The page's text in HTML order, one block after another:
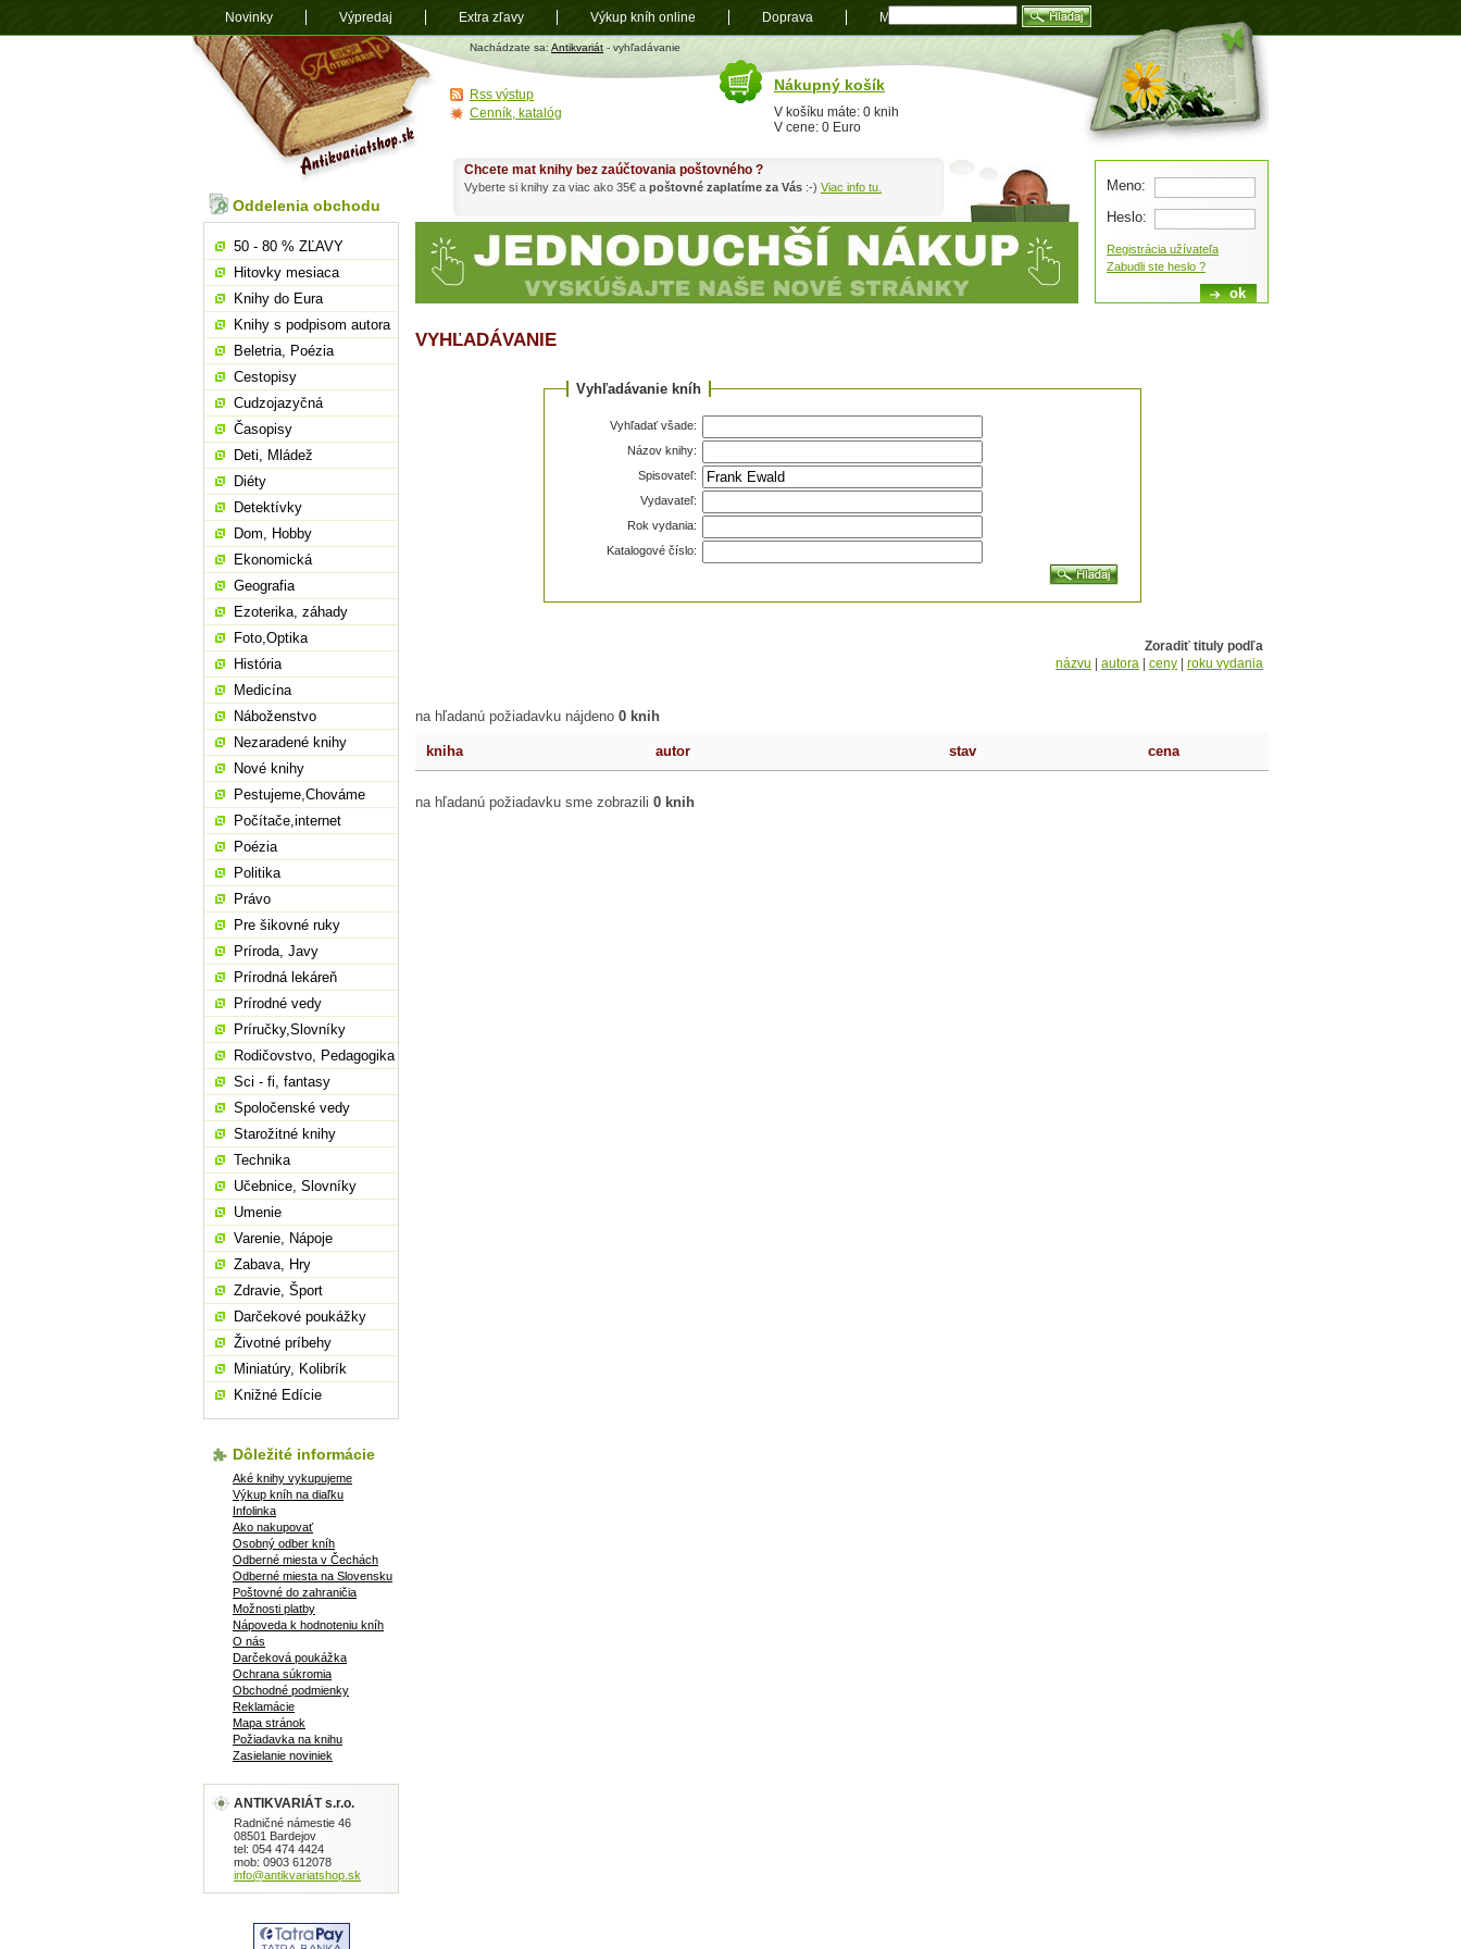
Antikvariát
shop.sk
Nachádzate sa: Antikvariát - vyhľadávanie
VYHĽADÁVANIE
Vyhľadávanie kníh
Vyhľadať všade:
Názov knihy:
Spisovateľ:
Vydavateľ:
Rok vydania:
Katalogové číslo:
Zoradiť tituly podľa
názvu
autora ceny roku vydania
na hľadanú požiadavku nájdeno 0 knih
kniha autor stav cena
na hľadanú požiadavku sme zobrazili 0 knih
Chcete mat knihy bez zaúčtovania poštovného ?
Vyberte si knihy za viac ako 35€ a poštovné zaplatíme za Vás :-) Viac info tu.
Oddelenia obchodu
50 - 80 % ZĽAVY
Hitovky mesiaca
Knihy do Eura
Knihy s podpisom autora
Beletria, Poézia
Cestopisy
Cudzojazyčná
Časopisy
Deti, Mládež
Diéty
Detektívky
Dom, Hobby
Ekonomická
Geografia
Ezoterika, záhady
Foto,Optika
História
Medicína
Náboženstvo
Nezaradené knihy
Nové knihy
Pestujeme,Chováme
Počítače,internet
Poézia
Politika
Právo
Pre šikovné ruky
Príroda, Javy
Prírodná lekáreň
Prírodné vedy
Príručky,Slovníky
Rodičovstvo, Pedagogika
Sci - fi, fantasy
Spoločenské vedy
Starožitné knihy
Technika
Učebnice, Slovníky
Umenie
Varenie, Nápoje
Zabava, Hry
Zdravie, Šport
Darčekové poukážky
Životné príbehy
Miniatúry, Kolibrík
Knižné Edície
Dôležité informácie
Aké knihy vykupujeme
Výkup kníh na diaľku
Infolinka
Ako nakupovať
Osobný odber kníh
Odberné miesta v Čechách
Odberné miesta na Slovensku
Poštovné do zahraničia
Možnosti platby
Nápoveda k hodnoteniu kníh
O nás
Darčeková poukážka
Ochrana súkromia
Obchodné podmienky
Reklamácie
Mapa stránok
Požiadavka na knihu
Zasielanie noviniek
ANTIKVARIÁT s.r.o.
Radničné námestie 46
08501 Bardejov
tel: 054 474 4424
mob: 0903 612078
info@antikvariatshop.sk
Meno:
Heslo:
Registrácia užívateľa
Zabudli ste heslo ?
Nákupný košík
V košíku máte: 0 knih
V cene: 0 Euro
Rss výstup
Cenník, katalóg
Novinky Výpredaj Extra zľavy Výkup kníh online Doprava Mapa